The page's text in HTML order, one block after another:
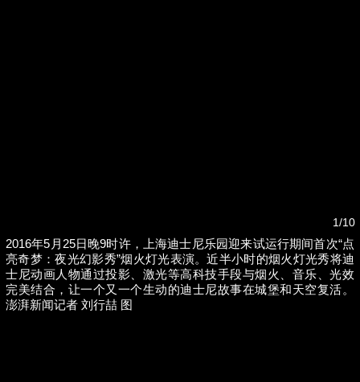
1/10
2016年5月25日晚9时许，上海迪士尼乐园迎来试运行期间首次“点
亮奇梦：夜光幻影秀”烟火灯光表演。近半小时的烟火灯光秀将迪
士尼动画人物通过投影、激光等高科技手段与烟火、音乐、光效
完美结合，让一个又一个生动的迪士尼故事在城堡和天空复活。
澎湃新闻记者 刘行喆 图
女子称丰胸术9个月后确诊乳腺癌，医美机构：
手术不可能引发癌症，建议走司法途径